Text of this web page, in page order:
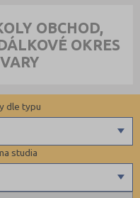
NA PŘIJÍMAČKY
KALENDÁŘ AKCÍ
DALŠÍ DRUHY ŠKOL
OBCHOD,
OKRES
studia
dle typu